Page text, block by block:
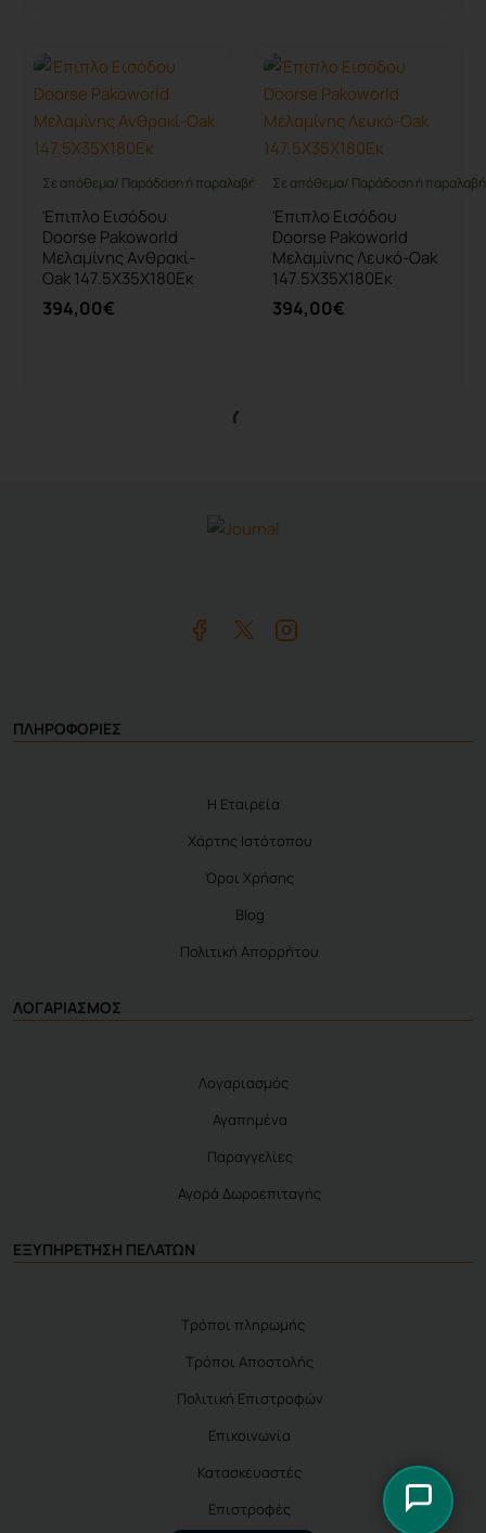
Σε απόθεμα/ Παράδοση ή παραλαβή έως 10 ημέρες
Έπιπλο Εισόδου
Doorse Pakoworld
Μελαμίνης Ανθρακί-
Oak 147.5X35X180Εκ
394,00€
Σε απόθεμα/ Παράδοση ή
Έπιπλο Εισόδου
Doorse Pakoworld
Μελαμίνης Λευκό-Oak
147.5X35X180Εκ
394,00€
ΠΛΗΡΟΦΟΡΙΕΣ
Η Εταιρεία
Χάρτης Ιστότοπου
Όροι Χρήσης
Blog
Πολιτική Απορρήτου
ΛΟΓΑΡΙΑΣΜΟΣ
Λογαριασμός
Αγαπημένα
Παραγγελίες
Αγορά Δωροεπιταγής
ΕΞΥΠΗΡΕΤΗΣΗ ΠΕΛΑΤΩΝ
Τρόποι πληρωμής
Τρόποι Αποστολής
Πολιτική Επιστροφών
Επικοινωνία
Κατασκευαστές
Επιστροφές